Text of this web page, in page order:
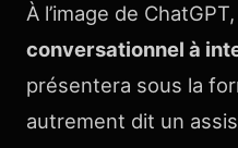
À l’image de ChatGPT,
conversationnel à
présentera sous la
autrement dit un